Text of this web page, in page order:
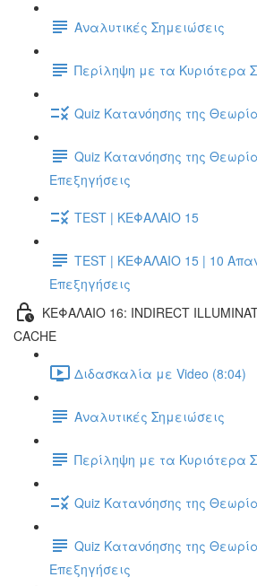
Αναλυτικές Σημειώσεις
Περίληψη με τα Κυριότερα
Quiz Κατανόησης της
Quiz Κατανόησης της
Επεξηγήσεις
TEST | ΚΕΦΑΛΑΙΟ 15
TEST | ΚΕΦΑΛΑΙΟ 15 | 10
Επεξηγήσεις
ΚΕΦΑΛΑΙΟ 16: INDIRECT
CACHE
Διδασκαλία με Video (8:04)
Αναλυτικές Σημειώσεις
Περίληψη με τα Κυριότερα
Quiz Κατανόησης της
Quiz Κατανόησης της
Επεξηγήσεις